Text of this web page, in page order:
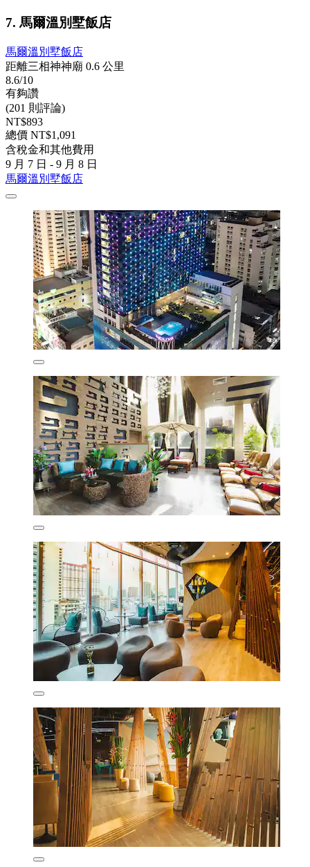
7. 馬爾溫別墅飯店
馬爾溫別墅飯店
距離三相神神廟 0.6 公里
8.6/10
有夠讚
(201 則評論)
NT$893
總價 NT$1,091
含稅金和其他費用
9 月 7 日 - 9 月 8 日
馬爾溫別墅飯店